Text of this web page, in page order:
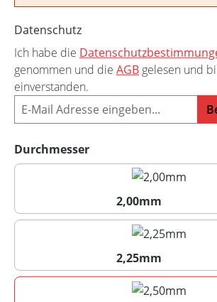
Datenschutz
Ich habe die
genommen und die AGB gelesen und
einverstanden.
Durchmesserauswählen
2,00mm
2,00mm
2,25mm
2,25mm